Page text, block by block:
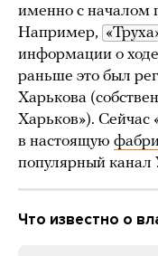
именно с началом
Например,
информации о ходе
раньше это был
Харькова
Харьков»). Сейчас
в настоящую
популярный канал
Что известно о